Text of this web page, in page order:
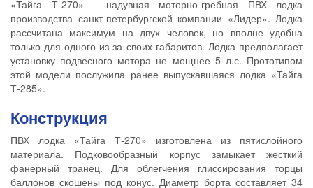
«Тайга Т-270» - надувная моторно-гребная ПВХ лодка
производства санкт-петербургской компании «Лидер». Лодка
рассчитана максимум на двух человек, но вполне удобна
только для одного из-за своих габаритов. Лодка предполагает
установку подвесного мотора не мощнее 5 л.с. Прототипом
этой модели послужила ранее выпускавшаяся лодка «Тайга
Т-285».
Конструкция
ПВХ лодка «Тайга Т-270» изготовлена из пятислойного
материала. Подковообразный корпус замыкает жесткий
фанерный транец. Для облегчения глиссирования торцы
баллонов скошены под конус. Диаметр борта составляет 34